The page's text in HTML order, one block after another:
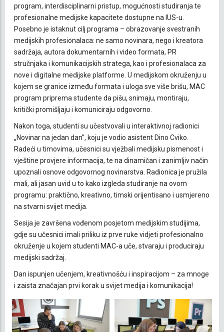
program, interdisciplinarni pristup, mogućnosti studiranja te
profesionalne medijske kapacitete dostupne na IUS-u.
Posebno je istaknut cilj programa – obrazovanje svestranih
medijskih profesionalaca: ne samo novinara, nego i kreatora
sadržaja, autora dokumentarnih i video formata, PR
stručnjaka i komunikacijskih stratega, kao i profesionalaca za
nove i digitalne medijske platforme. U medijskom okruženju u
kojem se granice između formata i uloga sve više brišu, MAC
program priprema studente da pišu, snimaju, montiraju,
kritički promišljaju i komuniciraju odgovorno.
Nakon toga, studenti su učestvovali u interaktivnoj radionici
„Novinar na jedan dan”, koju je vodio asistent Dino Cviko.
Radeći u timovima, učesnici su vježbali medijsku pismenost i
vještine provjere informacija, te na dinamičan i zanimljiv način
upoznali osnove odgovornog novinarstva. Radionica je pružila
mali, ali jasan uvid u to kako izgleda studiranje na ovom
programu: praktično, kreativno, timski orijentisano i usmjereno
na stvarni svijet medija.
Sesija je završena vođenom posjetom medijskim studijima,
gdje su učesnici imali priliku iz prve ruke vidjeti profesionalno
okruženje u kojem studenti MAC-a uče, stvaraju i produciraju
medijski sadržaj.
Dan ispunjen učenjem, kreativnošću i inspiracijom – za mnoge
i zaista značajan prvi korak u svijet medija i komunikacija!